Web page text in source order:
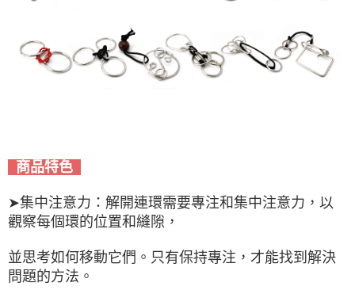
商品特色
➤集中注意力：解開連環需要專注和集中注意力，以
觀察每個環的位置和縫隙，
並思考如何移動它們。只有保持專注，才能找到解決
問題的方法。